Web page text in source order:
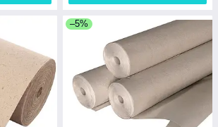
–5%